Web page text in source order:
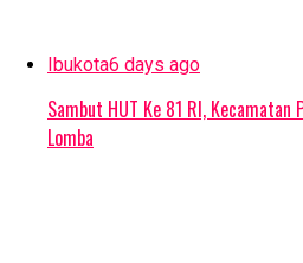
Ibukota6 days ago
Sambut HUT Ke 81 RI, Kecamatan
Lomba